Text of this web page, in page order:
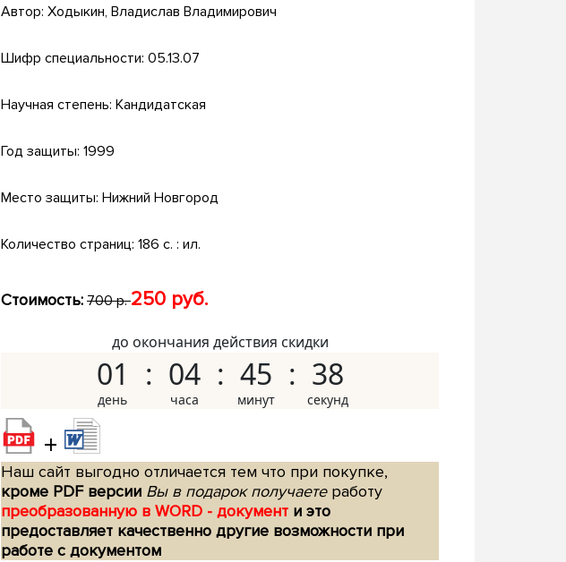
Автор: Ходыкин, Владислав Владимирович
Шифр специальности: 05.13.07
Научная степень: Кандидатская
Год защиты: 1999
Место защиты: Нижний Новгород
Количество страниц: 186 с. : ил.
Стоимость: 700 р.250 руб.
до окончания действия скидки
01 04 45 37
+
Наш сайт выгодно отличается тем что при покупке,
кроме PDF версии Вы в подарок получаетеработу
преобразованную в WORD - документ и это
предоставляет качественно другие возможности при
работе с документом